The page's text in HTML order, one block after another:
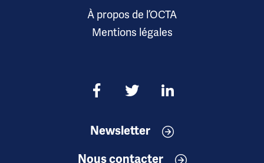
À propos de l’OCTA
Mentions légales
Newsletter
Nous contacter